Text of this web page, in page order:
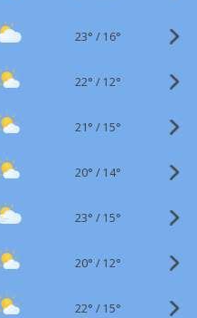
23° / 16°
22° / 12°
21° / 15°
20° / 14°
23° / 15°
20° / 12°
22° / 15°